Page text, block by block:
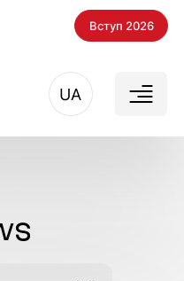
Вступ 2026
UA